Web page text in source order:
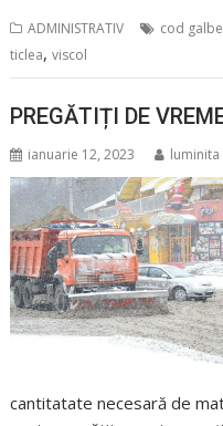
ADMINISTRATIV cod
ticlea,viscol
PREGĂTIȚI DE
ianuarie 12, 2023 luminita
cantitatate necesară de